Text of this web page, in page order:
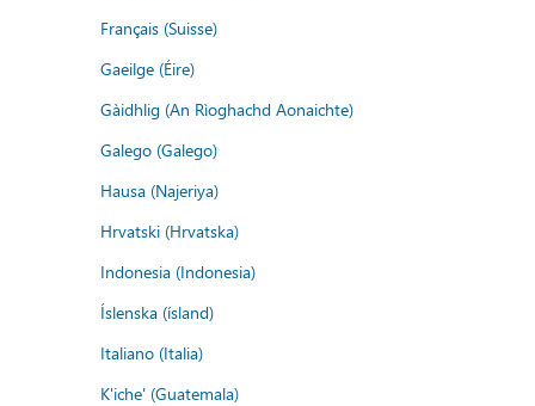
Français (Suisse)
Gaeilge (Éire)
Gàidhlig (An Rìoghachd Aonaichte)
Galego (Galego)
Hausa (Najeriya)
Hrvatski (Hrvatska)
Indonesia (Indonesia)
Íslenska (ísland)
Italiano (Italia)
K'iche' (Guatemala)